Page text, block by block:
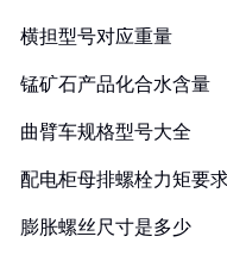
横担型号对应重量
锰矿石产品化合水含量
曲臂车规格型号大全
配电柜母排螺栓力矩要
膨胀螺丝尺寸是多少